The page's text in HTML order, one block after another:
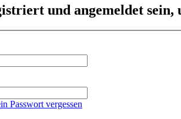
und angemeldet sein,
Passwort vergessen